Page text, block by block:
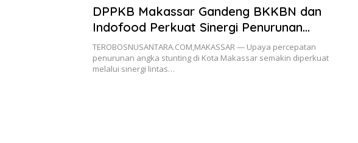
DPPKB Makassar Gandeng BKKBN dan
Indofood Perkuat Sinergi Penurunan
Stunting
TEROBOSNUSANTARA.COM,MAKASSAR — Upaya percepatan
penurunan angka stunting di Kota Makassar semakin diperkuat
melalui sinergi lintas…